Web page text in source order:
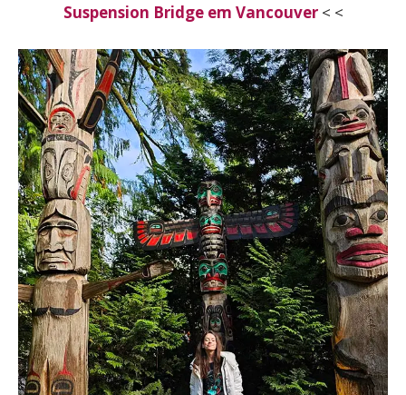
Suspension Bridge em Vancouver< <